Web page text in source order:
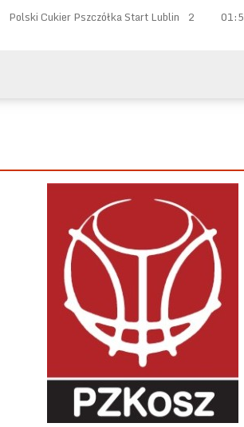
Polski Cukier Pszczółka Start Lublin 2